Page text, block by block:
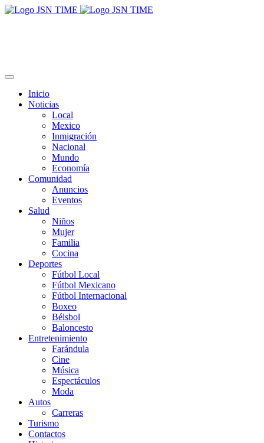
Inicio
Noticias
Local
Mexico
Inmigración
Nacional
Mundo
Economía
Comunidad
Anuncios
Eventos
Salud
Niños
Mujer
Familia
Cocina
Deportes
Fútbol Local
Fútbol Mexicano
Fútbol Internacional
Boxeo
Béisbol
Baloncesto
Entretenimiento
Farándula
Cine
Música
Espectáculos
Moda
Autos
Carreras
Turismo
Contactos